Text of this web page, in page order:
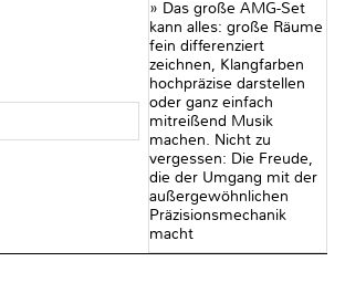
» Das große AMG-Set
kann alles: große Räume
fein differenziert
zeichnen, Klangfarben
hochpräzise darstellen
oder ganz einfach
mitreißend Musik
machen. Nicht zu
vergessen: Die Freude,
die der Umgang mit der
außergewöhnlichen
Präzisionsmechanik
macht